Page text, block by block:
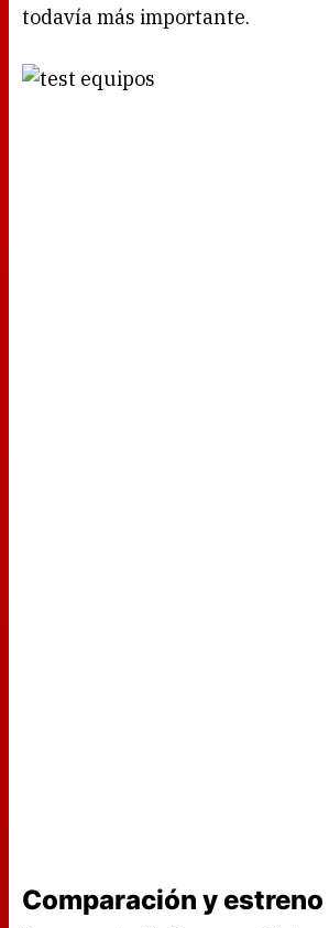
todavía más importante.
Comparación y estreno